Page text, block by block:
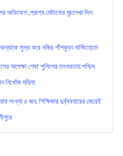
অভিযোগ ,প্রাপ্য মেটানোর মুচলেখা দিল
সুস্থ করে নজির পাঁশকুড়া নার্সিংহোমে
শেষ! পুলিশের তৎপরতায় পশ্চিম
নিখোঁজ মহিলা
৫ জন, শিক্ষিকার দুর্ব্যবহারের জেরেই